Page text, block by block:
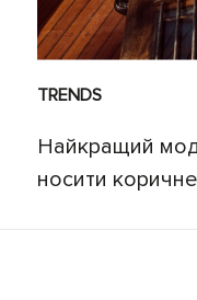
TRENDS
Найкращий
носити